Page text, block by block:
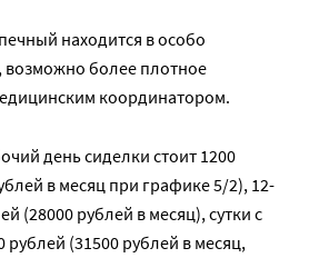
находится в особо
возможно более плотное
координатором.
день сиделки стоит 1200
в месяц при графике 5/2), 12-
(28000 рублей в месяц), сутки с
(31500 рублей в месяц,